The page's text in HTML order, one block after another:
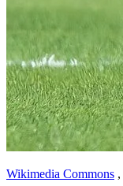
Wikimedia Commons ,